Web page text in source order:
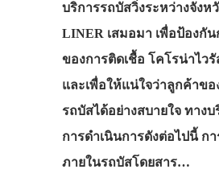
บริการรถบัสวิ่งระหว่างจังห
LINER เสมอมา เพื่อป้องกั
ของการติดเชื้อ โคโรน่าไว
และเพื่อให้แน่ใจว่าลูกค้าขอ
รถบัสได้อย่างสบายใจ ทาง
การดำเนินการดังต่อไปนี้ ก
ภายในรถบัสโดยสาร…